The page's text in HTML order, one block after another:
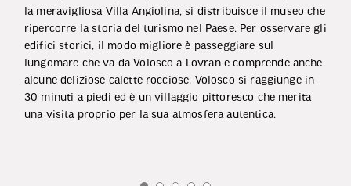
la meravigliosa Villa Angiolina, si distribuisce il museo che
ripercorre la storia del turismo nel Paese. Per osservare gli
edifici storici, il modo migliore è passeggiare sul
lungomare che va da Volosco a Lovran e comprende anche
alcune deliziose calette rocciose. Volosco si raggiunge in
30 minuti a piedi ed è un villaggio pittoresco che merita
una visita proprio per la sua atmosfera autentica.